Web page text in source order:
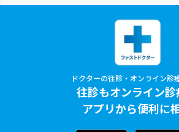
ドクターの往診・オンライン診
往診もオンライン診
アプリから便利に